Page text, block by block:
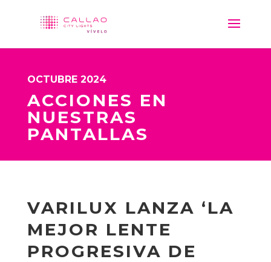
OCTUBRE 2024
ACCIONES EN
NUESTRAS
PANTALLAS
VARILUX LANZA ‘LA
MEJOR LENTE
PROGRESIVA DE